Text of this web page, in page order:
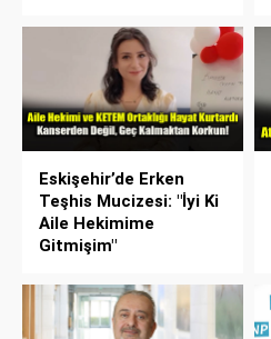
Eskişehir’de Erken
Teşhis Mucizesi: "İyi Ki
Aile Hekimime
Gitmişim"